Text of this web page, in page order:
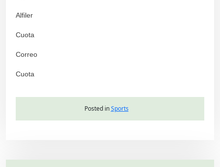
Alfiler
Cuota
Correo
Cuota
Posted inSports